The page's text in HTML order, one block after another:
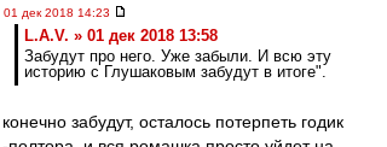
01 дек 2018 14:23
L.А.V. » 01 дек 2018 13:58
Забудут про него. Уже забыли. И всю эту
историю с Глушаковым забудут в итоге".
конечно забудут, осталось потерпеть годик